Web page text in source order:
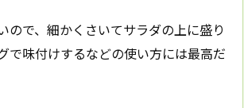
ので、細かくさいてサラダの上に盛り
で味付けするなどの使い方には最高だ